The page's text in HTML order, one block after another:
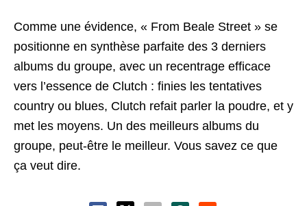
Comme une évidence, « From Beale Street » se
positionne en synthèse parfaite des 3 derniers
albums du groupe, avec un recentrage efficace
vers l’essence de Clutch : finies les tentatives
country ou blues, Clutch refait parler la poudre, et y
met les moyens. Un des meilleurs albums du
groupe, peut-être le meilleur. Vous savez ce que
ça veut dire.